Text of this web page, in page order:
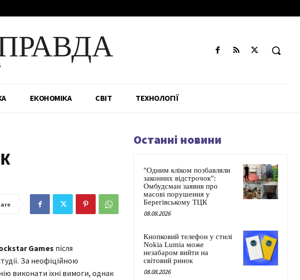
ЕКОНОМІКА СВІТ ТЕХНОЛОГІЇ
Games після
За неофіційною
виконати їхні вимоги, однак
Останні новини
"Одним кліком позбавляли
законних відстрочок":
Омбудсман заявив про
масові порушення у
Берегівському ТЦК
08.08.2026
Кнопковий телефон у стилі
Nokia Lumia може
незабаром вийти на
світовий ринок
08.08.2026